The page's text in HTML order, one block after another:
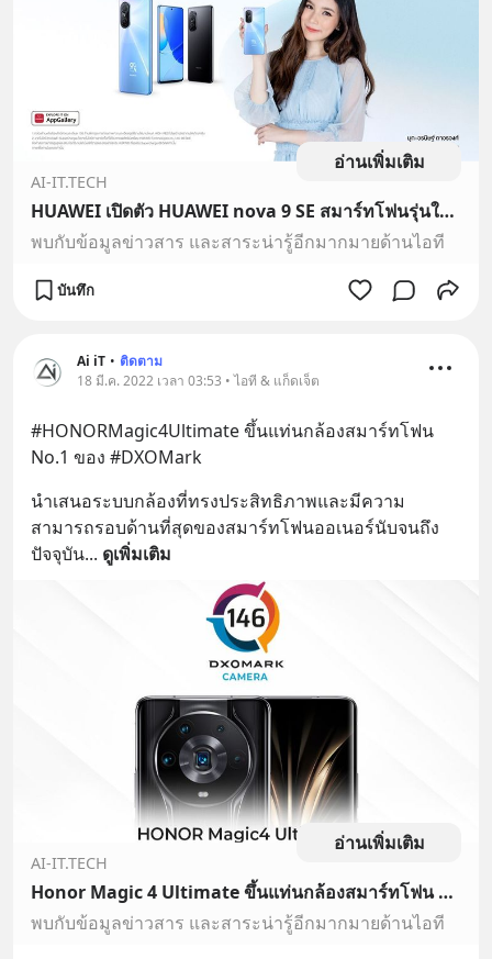
อ่านเพิ่มเติม
AI-IT.TECH
HUAWEI เปิดตัว HUAWEI nova 9 SE สมาร์ทโฟนรุ่นใหม่โดนใจสาย Vlog กับกล้องหลักความละเอียดสูงสุด 108MP
พบกับข้อมูลข่าวสาร และสาระน่ารู้อีกมากมายด้านไอที
บันทึก
Ai iT • ติดตาม
18 มี.ค. 2022 เวลา 03:53 • ไอที & แก็ดเจ็ต
#HONORMagic4Ultimate ขึ้นแท่นกล้องสมาร์ทโฟน
No.1 ของ #DXOMark
นำเสนอระบบกล้องที่ทรงประสิทธิภาพและมีความ
สามารถรอบด้านที่สุดของสมาร์ทโฟนออเนอร์นับจนถึง
ปัจจุบัน... ดูเพิ่มเติม
อ่านเพิ่มเติม
AI-IT.TECH
Honor Magic 4 Ultimate ขึ้นแท่นกล้องสมาร์ทโฟน No.1 ของ DXOMark
พบกับข้อมูลข่าวสาร และสาระน่ารู้อีกมากมายด้านไอที